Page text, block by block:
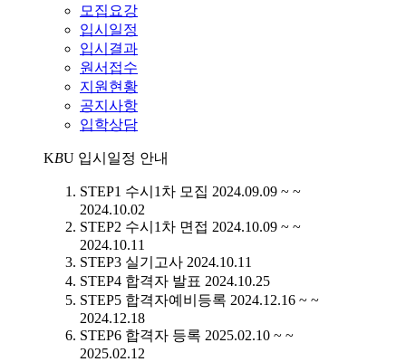
모집요강
입시일정
입시결과
원서접수
지원현황
공지사항
입학상담
KBU 입시일정 안내
STEP1 수시1차 모집 2024.09.09 ~ ~
2024.10.02
STEP2 수시1차 면접 2024.10.09 ~ ~
2024.10.11
STEP3 실기고사 2024.10.11
STEP4 합격자 발표 2024.10.25
STEP5 합격자예비등록 2024.12.16 ~ ~
2024.12.18
STEP6 합격자 등록 2025.02.10 ~ ~
2025.02.12